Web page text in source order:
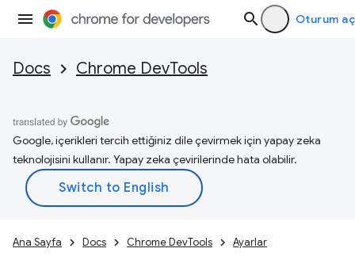
Oturum aç
Docs Chrome DevTools
Google, içerikleri tercih ettiğiniz dile çevirmek için yapay zeka
teknolojisini kullanır. Yapay zeka çevirilerinde hata olabilir.
Ana Sayfa Docs Chrome DevTools Ayarlar